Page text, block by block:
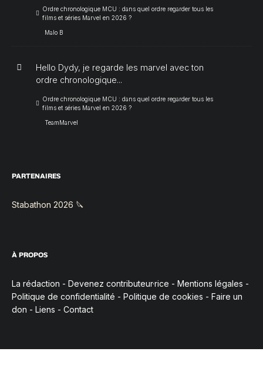
Ordre chronologique MCU : dans quel ordre regarder tous les
films et séries Marvel en 2026 ?
Malo B
Hello Dydy, je regarde les marvel avec ton
ordre chronologique...
Ordre chronologique MCU : dans quel ordre regarder tous les
films et séries Marvel en 2026 ?
TeamMarvel
PARTENAIRES
Stabathon 2026 🔪
À PROPOS
La rédaction - Devenez contributeur·rice - Mentions légales -
Politique de confidentialité - Politique de cookies - Faire un
don - Liens - Contact